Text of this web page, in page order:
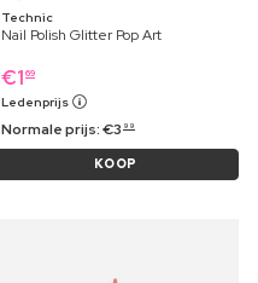
Technic
Nail Polish Glitter Pop Art
€1 69
Ledenprijs
Normale prijs:€3 99
KOOP